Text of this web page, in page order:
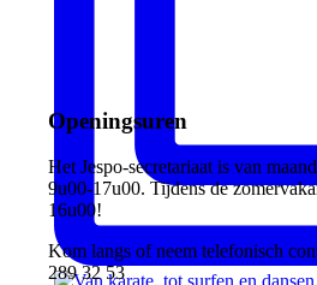
Openingsuren
Het Jespo-secretariaat is van
9u00-17u00. Tijdens de
16u00!
Kom langs of neem telefonisch
289 32 53